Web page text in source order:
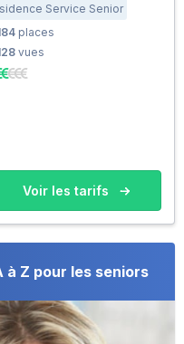
Service Senior
places
vues
Voir les tarifs
à Z pour les seniors